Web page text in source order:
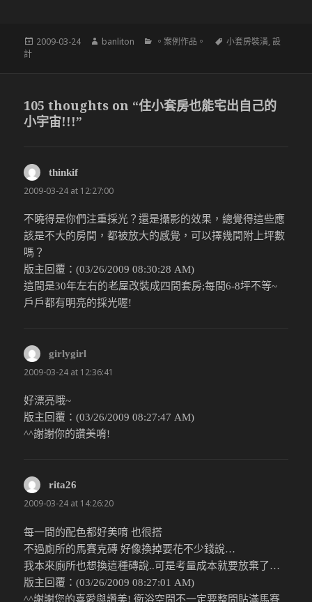
發
2009-03-24
作
banliton
分。案例作品。
標
小套房裝潢,設
計
105 thoughts on “住小套房也能宅出自己的
小宇宙!!!”
thinkif
2009-03-24 at 12:27:00
不曉得是你們注重採光？還是攝影的效果，總覺得這些應
該是不大的房間，都被放大的感覺，可以擇幾間附上坪數
嗎？
版主回覆：(03/26/2009 08:30:28 AM)
這間是30年左右的老屋改裝成四間套房;每間6-8坪不等~
戶戶都有明亮的採光喔!
girlygirl
2009-03-24 at 12:36:41
好漂亮哦~
版主回覆：(03/26/2009 08:27:47 AM)
^^謝謝你的讚美唷!
rita26
2009-03-24 at 14:26:20
每一間的配色都好美唷 也很搭
不過廁所的馬賽克磚 好像換掉要花不少錢說…
我本來廁所也想換這種磚說..可是考量成本就要放棄了…
版主回覆：(03/26/2009 08:27:01 AM)
^^謝謝您的喜愛與讚美! 衛浴空間不一定要整間貼滿馬賽